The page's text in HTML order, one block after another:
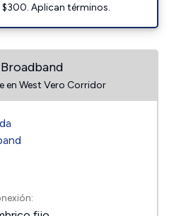
Aplican términos.
West Vero Corridor